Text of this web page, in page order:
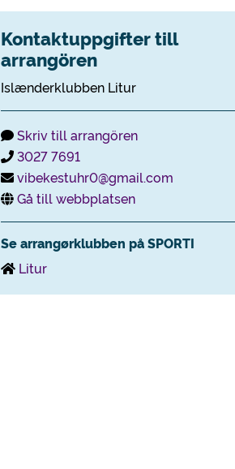
Kontaktuppgifter till
arrangören
Islænderklubben Litur
Skriv till arrangören
3027 7691
vibekestuhr0@gmail.com
Gå till webbplatsen
Se arrangørklubben på SPORTI
Litur